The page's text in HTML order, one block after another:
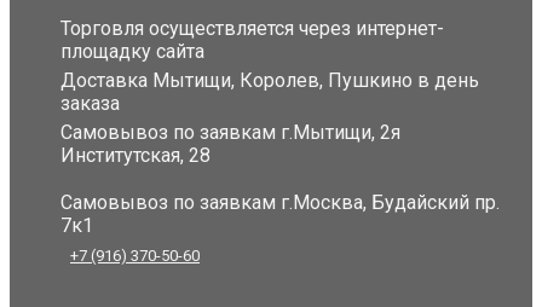
Торговля осуществляется через интернет-
площадку сайта
Доставка Мытищи, Королев, Пушкино в день
заказа
Самовывоз по заявкам г.Мытищи, 2я
Институтская, 28
Самовывоз по заявкам г.Москва, Будайский пр.
7к1
+7 (916) 370-50-60